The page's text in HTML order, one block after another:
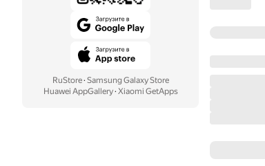
RuStore· Samsung Galaxy Store
Huawei AppGallery· Xiaomi GetApps